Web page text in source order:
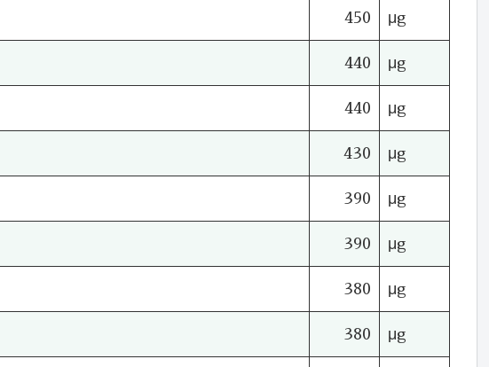
450 μg
440 μg
440 μg
430 μg
390 μg
390 μg
380 μg
380 μg